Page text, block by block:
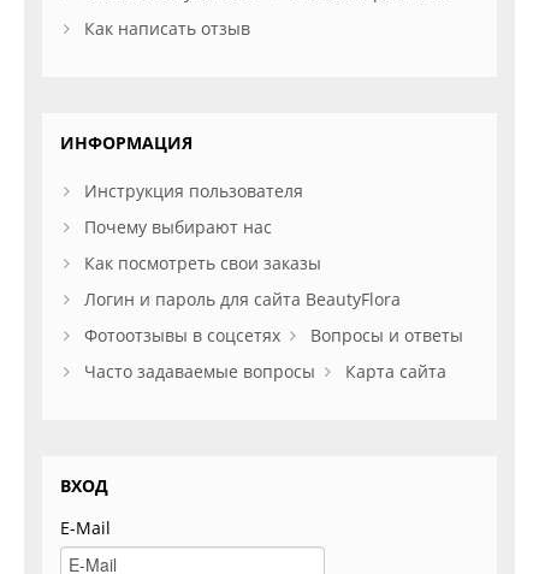
Как написать отзыв
ИНФОРМАЦИЯ
Инструкция пользователя
Почему выбирают нас
Как посмотреть свои заказы
Логин и пароль для сайта BeautyFlora
Фотоотзывы в соцсетях
Вопросы и ответы
Часто задаваемые вопросы
Карта сайта
ВХОД
E-Mail